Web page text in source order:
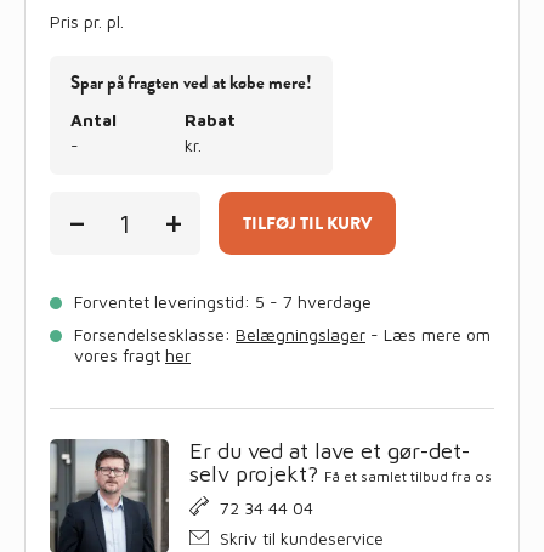
Pris pr. pl.
Spar på fragten ved at købe mere!
Antal
Rabat
-
kr.
-
BLOKKE
pl
+ TILFØJ TIL KURV
Forventet leveringstid: 5 - 7 hverdage
Forsendelsesklasse: Belægningslager - Læs mere om
vores fragt her
Er du ved at lave et gør-det-
selv projekt? Få et samlet tilbud fra os
72 34 44 04
Skriv til kundeservice